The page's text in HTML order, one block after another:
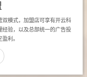
双模式，加盟店可享有开云科
经验，以及总部统一的广告投
利。